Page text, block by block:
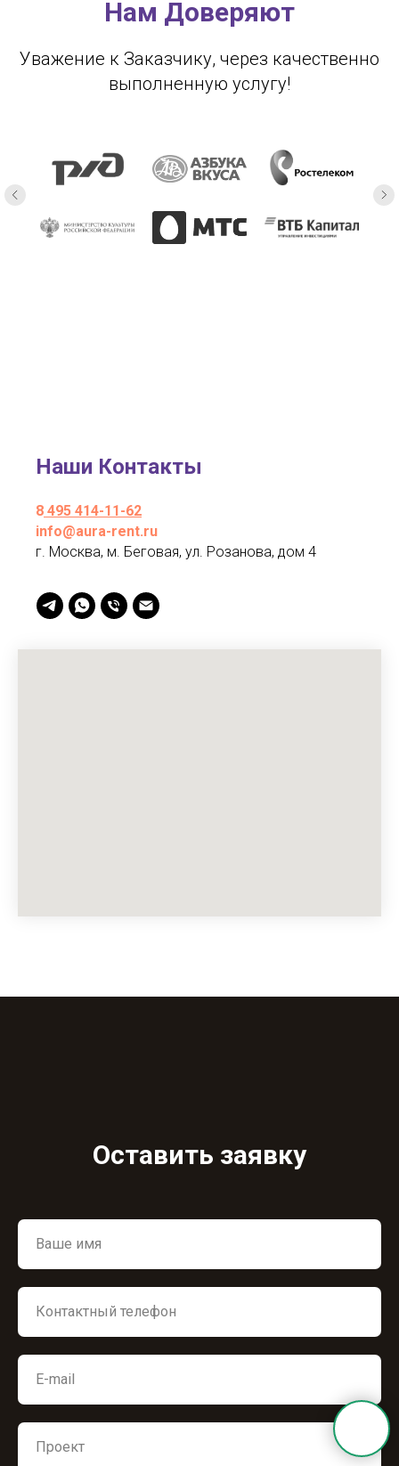
Нам Доверяют
Уважение к Заказчику, через качественно
выполненную услугу!
Наши Контакты
8 495 414-11-62
info@aura-rent.ru
г. Москва, м. Беговая, ул. Розанова, дом 4
Оставить заявку